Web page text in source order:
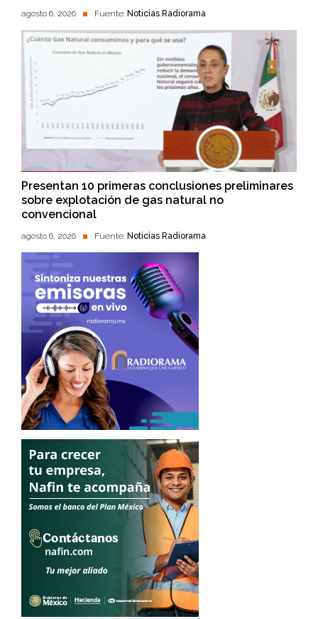
agosto 6, 2026 Fuente: Noticias Radiorama
Presentan 10 primeras conclusiones preliminares
sobre explotación de gas natural no
convencional
agosto 6, 2026 Fuente: Noticias Radiorama